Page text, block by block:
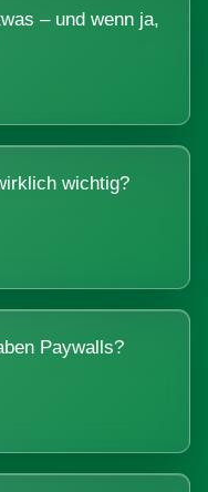
– und wenn ja,
wichtig?
Paywalls?